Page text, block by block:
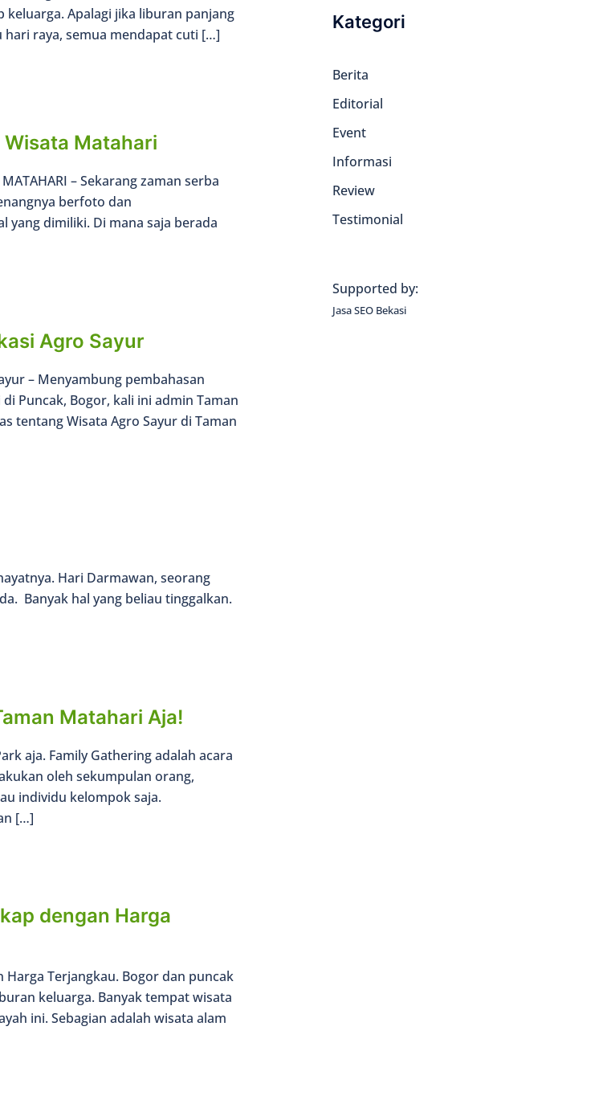
Apalagi jika liburan panjang
raya, semua mendapat cuti […]
Matahari
MATAHARI – Sekarang zaman serba
berfoto dan
yang dimiliki. Di mana saja berada
Agro Sayur
– Menyambung pembahasan
Puncak, Bogor, kali ini admin Taman
tentang Wisata Agro Sayur di Taman
Hari Darmawan, seorang
Banyak hal yang beliau tinggalkan.
Matahari Aja!
aja. Family Gathering adalah acara
oleh sekumpulan orang,
individu kelompok saja.
[…]
dengan Harga
Harga Terjangkau. Bogor dan puncak
keluarga. Banyak tempat wisata
ini. Sebagian adalah wisata alam
Kategori
Berita
Editorial
Event
Informasi
Review
Testimonial
Supported by:
Jasa SEO Bekasi